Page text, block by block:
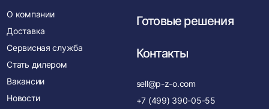
О компании
Доставка
Сервисная служба
Стать дилером
Вакансии
Новости
Готовые решения
Контакты
sell@p-z-o.com
+7 (499) 390-05-55